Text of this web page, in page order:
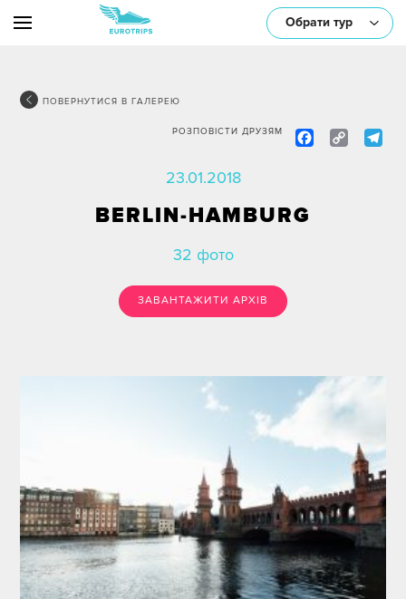
Обрати тур
або оберіть один/декілька параметрів:
до
Без нічних переїздів
ПОВЕРНУТИСЯ В ГАЛЕРЕЮ
РОЗПОВІСТИ ДРУЗЯМ
23.01.2018
BERLIN-HAMBURG
32 фото
ЗАВАНТАЖИТИ АРХІВ